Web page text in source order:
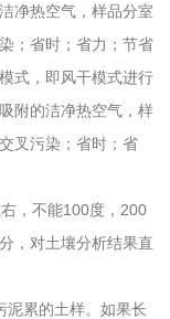
净热空气，样品分室
；省时；省力；节省
式，即风干模式进行
附的洁净热空气，样
叉污染；省时；省
，不能100度，200
，对土壤分析结果直
累的土样。如果长